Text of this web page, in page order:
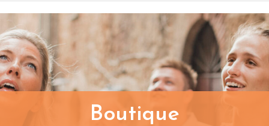
Boutique